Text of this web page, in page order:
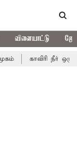
விளையாட்டு
காவிரி நீர் ஒழுங்காற்று